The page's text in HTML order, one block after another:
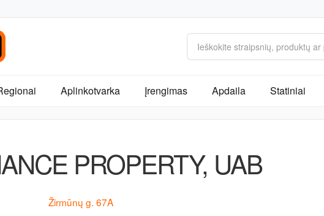
Aplinkotvarka Įrengimas Apdaila Statiniai
PROPERTY, UAB
Žirmūnų g. 67A